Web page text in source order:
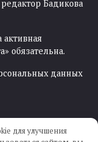
Бадикова
обязательна.
данных
для улучшения